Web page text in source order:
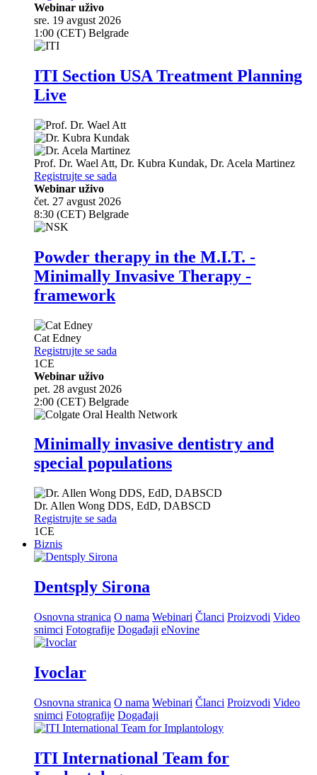
Webinar uživo
sre. 19 avgust 2026
1:00 (CET) Belgrade
ITI Section USA Treatment Planning
Live
Prof. Dr. Wael Att, Dr. Kubra Kundak, Dr. Acela Martinez
Registrujte se sada
Webinar uživo
čet. 27 avgust 2026
8:30 (CET) Belgrade
Powder therapy in the M.I.T. -
Minimally Invasive Therapy -
framework
Cat Edney
Registrujte se sada
1CE
Webinar uživo
pet. 28 avgust 2026
2:00 (CET) Belgrade
Minimally invasive dentistry and
special populations
Dr. Allen Wong DDS, EdD, DABSCD
Registrujte se sada
1CE
Biznis
Dentsply Sirona
Osnovna stranica O nama Webinari Članci Proizvodi Video
snimci Fotografije Događaji eNovine
Ivoclar
Osnovna stranica O nama Webinari Članci Proizvodi Video
snimci Fotografije Događaji
ITI International Team for